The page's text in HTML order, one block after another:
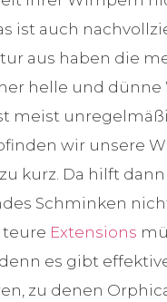
ist auch
aus haben die
helle und dünne
meist
wir unsere
kurz. Da hilft
Schminken
teure Extensions
es gibt
zu denen